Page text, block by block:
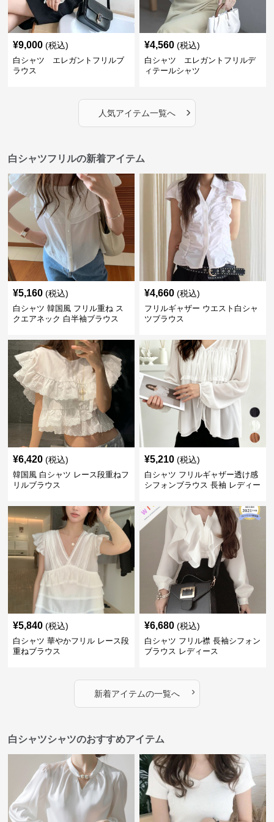
¥9,000 (税込)
白シャツ エレガントフリルブ
ラウス
¥4,560 (税込)
白シャツ エレガントフリルデ
ィテールシャツ
人気アイテム一覧へ ›
白シャツフリルの新着アイテム
¥5,160 (税込)
白シャツ 韓国風 フリル重ね ス
クエアネック 白半袖ブラウス
¥4,660 (税込)
フリルギャザー ウエスト白シャ
ツブラウス
¥6,420 (税込)
韓国風 白シャツ レース段重ねフ
リルブラウス
¥5,210 (税込)
白シャツ フリルギャザー透け感
シフォンブラウス 長袖 レディー
¥5,840 (税込)
白シャツ 華やかフリル レース段
重ねブラウス
¥6,680 (税込)
白シャツ フリル襟 長袖シフォン
ブラウス レディース
新着アイテムの一覧へ ›
白シャツシャツのおすすめアイテム